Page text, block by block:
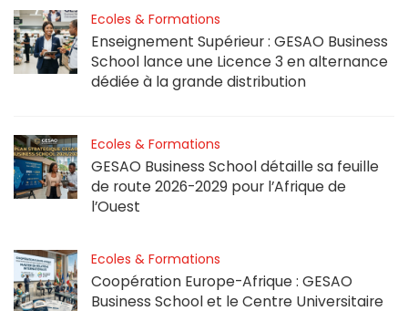
Ecoles & Formations
Enseignement Supérieur : GESAO Business
School lance une Licence 3 en alternance
dédiée à la grande distribution
Ecoles & Formations
GESAO Business School détaille sa feuille
de route 2026-2029 pour l’Afrique de
l’Ouest
Ecoles & Formations
Coopération Europe-Afrique : GESAO
Business School et le Centre Universitaire